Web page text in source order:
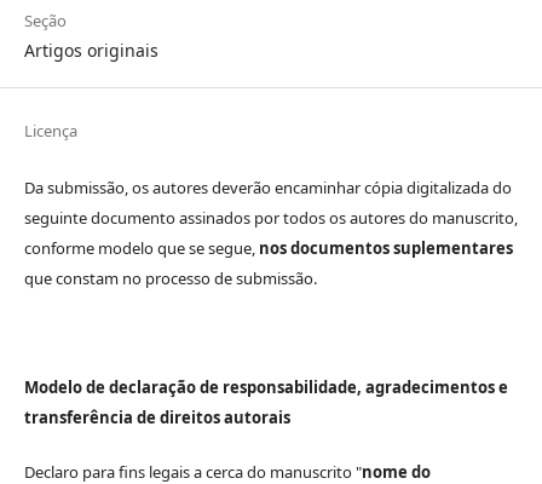
Seção
Artigos originais
Licença
Da submissão, os autores deverão encaminhar cópia digitalizada do
seguinte documento assinados por todos os autores do manuscrito,
conforme modelo que se segue, nos documentos suplementares
que constam no processo de submissão.
Modelo de declaração de responsabilidade, agradecimentos e
transferência de direitos autorais
Declaro para fins legais a cerca do manuscrito "nome do